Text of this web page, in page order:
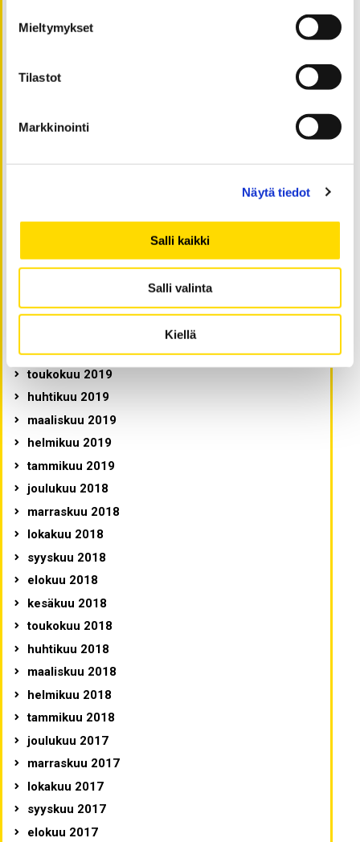
Mieltymykset
Tilastot
Markkinointi
Näytä tiedot
Salli kaikki
Salli valinta
Kiellä
elokuu 2020
kesäkuu 2020
huhtikuu 2020
helmikuu 2020
lokakuu 2019
elokuu 2019
kesäkuu 2019
toukokuu 2019
huhtikuu 2019
maaliskuu 2019
helmikuu 2019
tammikuu 2019
joulukuu 2018
marraskuu 2018
lokakuu 2018
syyskuu 2018
elokuu 2018
kesäkuu 2018
toukokuu 2018
huhtikuu 2018
maaliskuu 2018
helmikuu 2018
tammikuu 2018
joulukuu 2017
marraskuu 2017
lokakuu 2017
syyskuu 2017
elokuu 2017